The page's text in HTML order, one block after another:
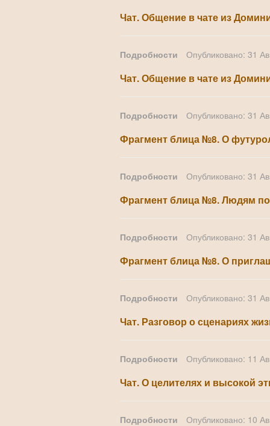
Чат. Общение в чате из
Подробности Опубликовано: 31
Чат. Общение в чате из
Подробности Опубликовано: 31
Фрагмент блица №8. О
Подробности Опубликовано: 31
Фрагмент блица №8. Людям
Подробности Опубликовано: 31
Фрагмент блица №8. О
Подробности Опубликовано: 31
Чат. Разговор о сценариях
Подробности Опубликовано: 11
Чат. О целителях и высокой
Подробности Опубликовано: 10